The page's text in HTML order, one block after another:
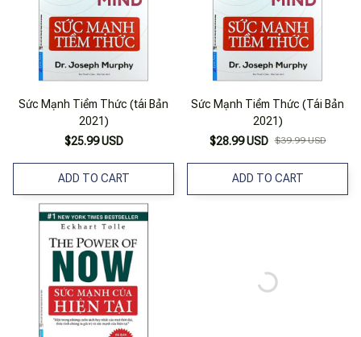
Sức Mạnh Tiềm Thức (tái Bản
2021)
$25.99 USD
ADD TO CART
Sức Mạnh Tiềm Thức (Tái Bản
2021)
$28.99 USD $39.99 USD
ADD TO CART